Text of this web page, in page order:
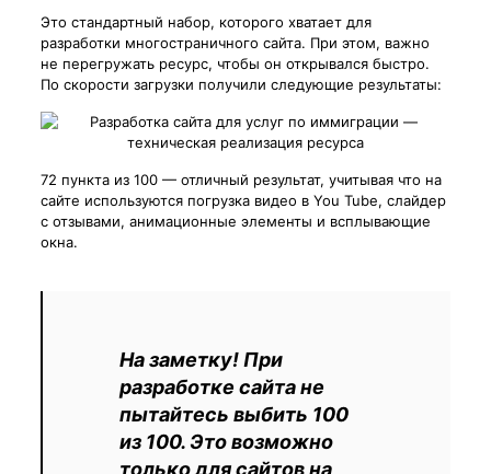
Это стандартный набор, которого хватает для
разработки многостраничного сайта. При этом, важно
не перегружать ресурс, чтобы он открывался быстро.
По скорости загрузки получили следующие результаты:
72 пункта из 100 — отличный результат, учитывая что на
сайте используются погрузка видео в You Tube, слайдер
с отзывами, анимационные элементы и всплывающие
окна.
На заметку! При
разработке сайта не
пытайтесь выбить 100
из 100. Это возможно
только для сайтов на